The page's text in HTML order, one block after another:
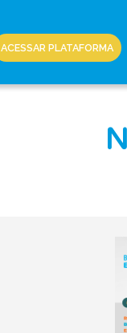
ACESSAR PLATAFORMA